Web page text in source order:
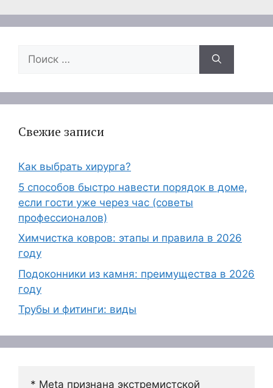
Поиск:
Свежие записи
Как выбрать хирурга?
5 способов быстро навести порядок в доме,
если гости уже через час (советы
профессионалов)
Химчистка ковров: этапы и правила в 2026
году
Подоконники из камня: преимущества в 2026
году
Трубы и фитинги: виды
* Meta признана экстремистской